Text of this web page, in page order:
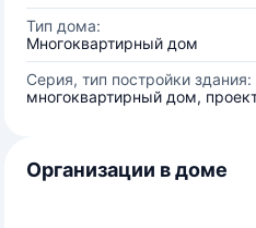
Тип дома:
Многоквартирный дом
Серия, тип постройки здания:
многоквартирный дом,
Организации в доме